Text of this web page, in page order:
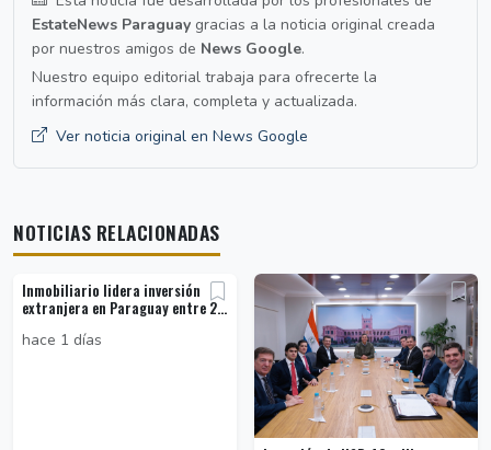
EstateNews Paraguay gracias a la noticia original creada
por nuestros amigos de News Google.
Nuestro equipo editorial trabaja para ofrecerte la
información más clara, completa y actualizada.
Ver noticia original en News Google
NOTICIAS RELACIONADAS
Inmobiliario lidera inversión
extranjera en Paraguay entre 2...
hace 1 días